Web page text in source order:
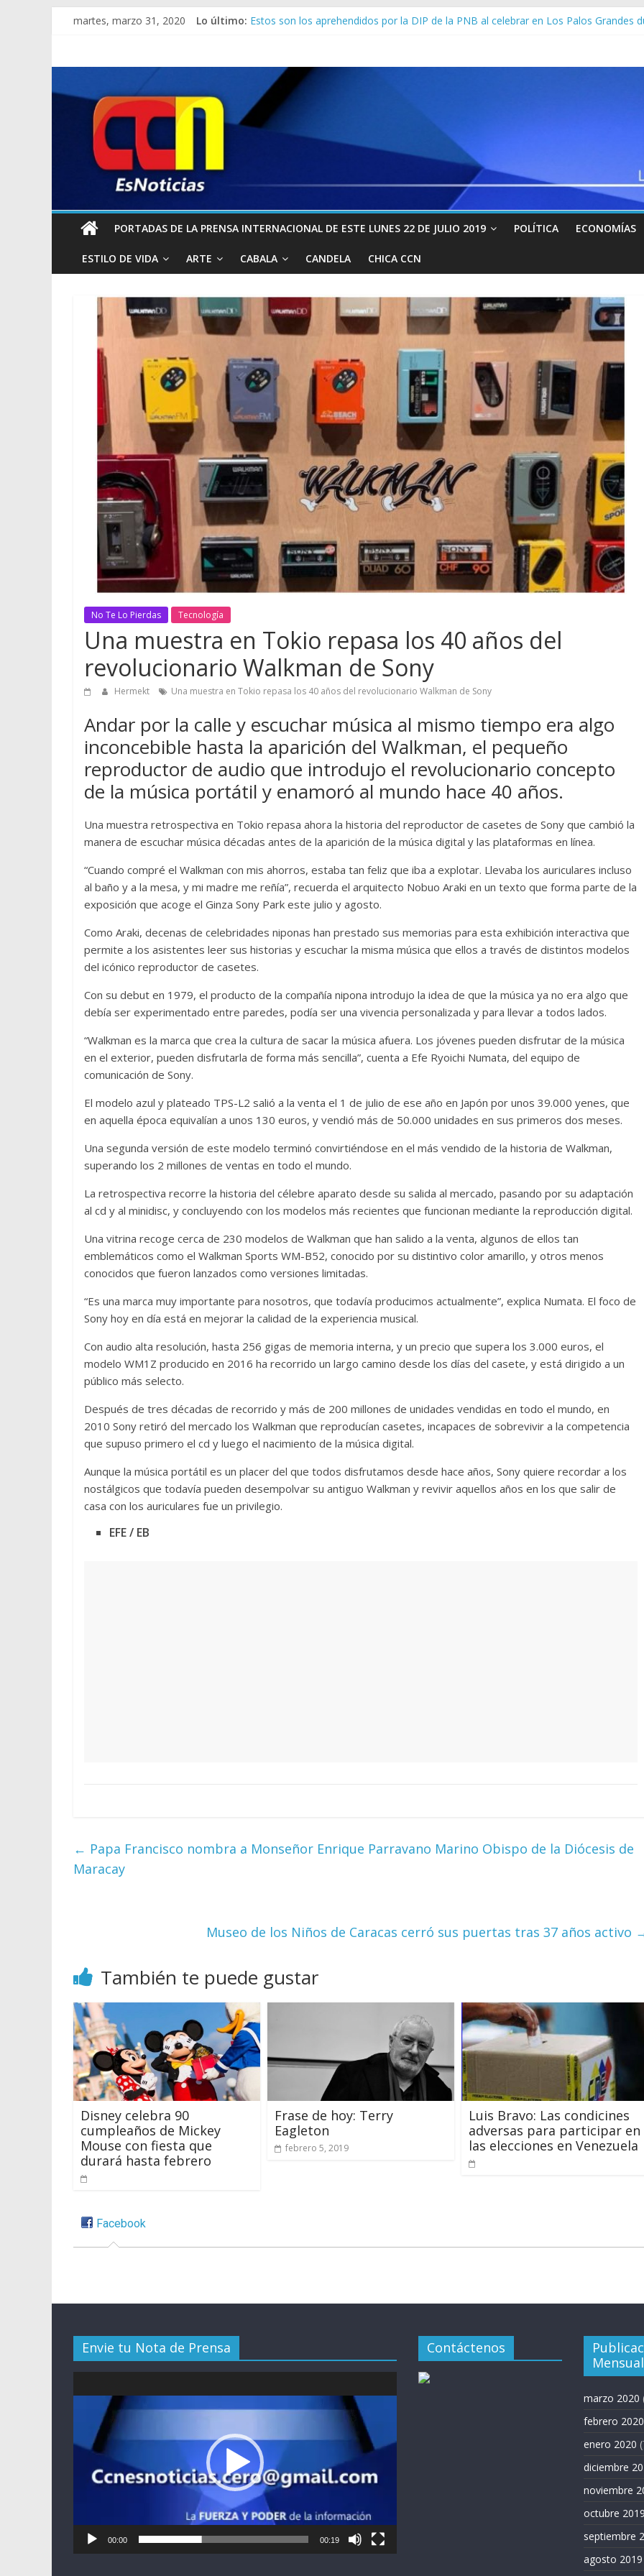
martes, marzo 31, 2020 Lo último: Estos son los aprehendidos por la DIP de la PNB al celebrar en Los Palos Grandes
Estados Unidos supera el número oficial de muertos por coronavirus de China
Twitter restringe cuenta de Ministerio Público de Maduro tras emitir citación a
PORTADAS DE LA PRENSA INTERNACIONAL DE ESTE LUNES 22 DE JULIO 2019 POLÍTICA ECONOMÍAS
ESTILO DE VIDA ARTE CABALA CANDELA CHICA CCN
No Te Lo Pierdas Tecnología
Una muestra en Tokio repasa los 40 años del
revolucionario Walkman de Sony
Hermekt Una muestra en Tokio repasa los 40 años del revolucionario Walkman de Sony
Andar por la calle y escuchar música al mismo tiempo era algo
inconcebible hasta la aparición del Walkman, el pequeño
reproductor de audio que introdujo el revolucionario concepto
de la música portátil y enamoró al mundo hace 40 años.
Una muestra retrospectiva en Tokio repasa ahora la historia del reproductor de casetes de Sony que cambió la
manera de escuchar música décadas antes de la aparición de la música digital y las plataformas en línea.
“Cuando compré el Walkman con mis ahorros, estaba tan feliz que iba a explotar. Llevaba los auriculares incluso
al baño y a la mesa, y mi madre me reñía”, recuerda el arquitecto Nobuo Araki en un texto que forma parte de la
exposición que acoge el Ginza Sony Park este julio y agosto.
Como Araki, decenas de celebridades niponas han prestado sus memorias para esta exhibición interactiva que
permite a los asistentes leer sus historias y escuchar la misma música que ellos a través de distintos modelos
del icónico reproductor de casetes.
Con su debut en 1979, el producto de la compañía nipona introdujo la idea de que la música ya no era algo que
debía ser experimentado entre paredes, podía ser una vivencia personalizada y para llevar a todos lados.
“Walkman es la marca que crea la cultura de sacar la música afuera. Los jóvenes pueden disfrutar de la música
en el exterior, pueden disfrutarla de forma más sencilla”, cuenta a Efe Ryoichi Numata, del equipo de
comunicación de Sony.
El modelo azul y plateado TPS-L2 salió a la venta el 1 de julio de ese año en Japón por unos 39.000 yenes, que
en aquella época equivalían a unos 130 euros, y vendió más de 50.000 unidades en sus primeros dos meses.
Una segunda versión de este modelo terminó convirtiéndose en el más vendido de la historia de Walkman,
superando los 2 millones de ventas en todo el mundo.
La retrospectiva recorre la historia del célebre aparato desde su salida al mercado, pasando por su adaptación
al cd y al minidisc, y concluyendo con los modelos más recientes que funcionan mediante la reproducción digital.
Una vitrina recoge cerca de 230 modelos de Walkman que han salido a la venta, algunos de ellos tan
emblemáticos como el Walkman Sports WM-B52, conocido por su distintivo color amarillo, y otros menos
conocidos que fueron lanzados como versiones limitadas.
“Es una marca muy importante para nosotros, que todavía producimos actualmente”, explica Numata. El foco de
Sony hoy en día está en mejorar la calidad de la experiencia musical.
Con audio alta resolución, hasta 256 gigas de memoria interna, y un precio que supera los 3.000 euros, el
modelo WM1Z producido en 2016 ha recorrido un largo camino desde los días del casete, y está dirigido a un
público más selecto.
Después de tres décadas de recorrido y más de 200 millones de unidades vendidas en todo el mundo, en
2010 Sony retiró del mercado los Walkman que reproducían casetes, incapaces de sobrevivir a la competencia
que supuso primero el cd y luego el nacimiento de la música digital.
Aunque la música portátil es un placer del que todos disfrutamos desde hace años, Sony quiere recordar a los
nostálgicos que todavía pueden desempolvar su antiguo Walkman y revivir aquellos años en los que salir de
casa con los auriculares fue un privilegio.
EFE / EB
← Papa Francisco nombra a Monseñor Enrique Parravano Marino Obispo de la Diócesis de
Maracay
Museo de los Niños de Caracas cerró sus puertas tras 37 años activo
También te puede gustar
Disney celebra 90
cumpleaños de Mickey
Mouse con fiesta que
durará hasta febrero
Frase de hoy: Terry
Eagleton
febrero 5, 2019
Luis Bravo: Las condicines
adversas para participar en
las elecciones en Venezuela
Facebook
Envie tu Nota de Prensa
00:00 00:19
Contáctenos
marzo 2020
febrero 2020
enero 2020
diciembre
noviembre
octubre
septiembre
agosto 2019